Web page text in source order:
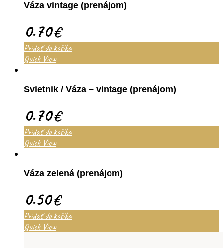
Váza vintage (prenájom)
0.70€
Pridať do košíka
Quick View
Svietnik / Váza – vintage (prenájom)
0.70€
Pridať do košíka
Quick View
Váza zelená (prenájom)
0.50€
Pridať do košíka
Quick View